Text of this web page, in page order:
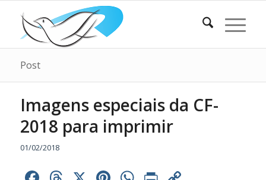
Post
Imagens especiais da CF-
2018 para imprimir
01/02/2018